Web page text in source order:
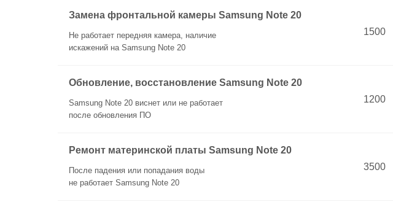
Замена фронтальной камеры Samsung Note 20
1500
Не работает передняя камера, наличие
искажений на Samsung Note 20
Обновление, восстановление Samsung Note 20
1200
Samsung Note 20 виснет или не работает
после обновления ПО
Ремонт материнской платы Samsung Note 20
3500
После падения или попадания воды
не работает Samsung Note 20